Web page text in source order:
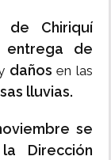
de Chiriquí
entrega de
dañosen las
lluvias.
se
Dirección